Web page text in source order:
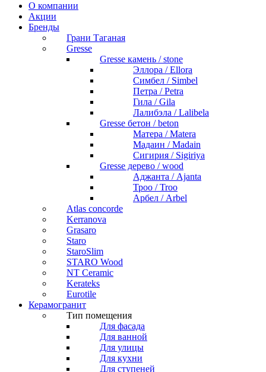
О компании
Акции
Бренды
Грани Таганая
Gresse
Gresse камень / stone
Эллора / Ellora
Симбел / Simbel
Петра / Petra
Гила / Gila
Лалибэла / Lalibela
Gresse бетон / beton
Матера / Matera
Мадаин / Madain
Сигирия / Sigiriya
Gresse дерево / wood
Аджанта / Ajanta
Троо / Troo
Арбел / Arbel
Atlas concorde
Kerranova
Grasaro
Staro
StaroSlim
STARO Wood
NT Ceramic
Kerateks
Eurotile
Керамогранит
Тип помещения
Для фасада
Для ванной
Для улицы
Для кухни
Для ступеней